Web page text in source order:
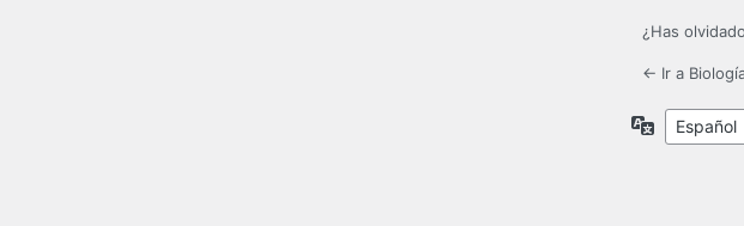
¿Has
← Ir a
Idioma